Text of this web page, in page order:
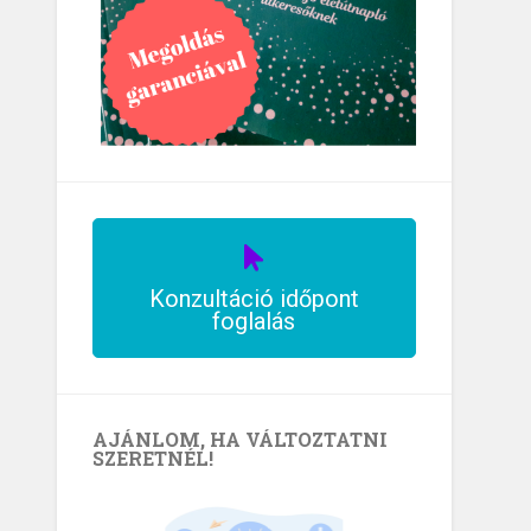
Konzultáció időpont
foglalás
AJÁNLOM, HA VÁLTOZTATNI
SZERETNÉL!